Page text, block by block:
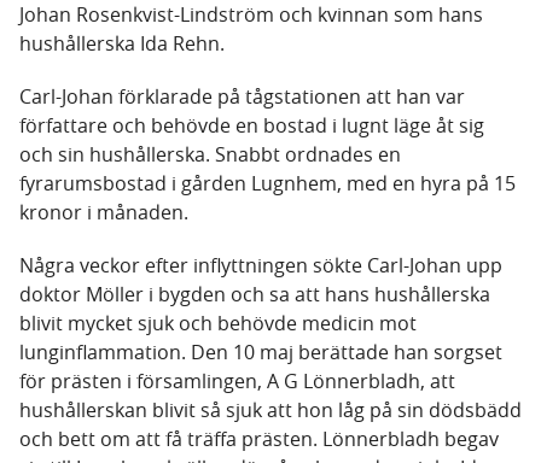
Johan Rosenkvist-Lindström och kvinnan som hans
hushållerska Ida Rehn.
Carl-Johan förklarade på tågstationen att han var
författare och behövde en bostad i lugnt läge åt sig
och sin hushållerska. Snabbt ordnades en
fyrarumsbostad i gården Lugnhem, med en hyra på 15
kronor i månaden.
Några veckor efter inflyttningen sökte Carl-Johan upp
doktor Möller i bygden och sa att hans hushållerska
blivit mycket sjuk och behövde medicin mot
lunginflammation. Den 10 maj berättade han sorgset
för prästen i församlingen, A G Lönnerbladh, att
hushållerskan blivit så sjuk att hon låg på sin dödsbädd
och bett om att få träffa prästen. Lönnerbladh begav